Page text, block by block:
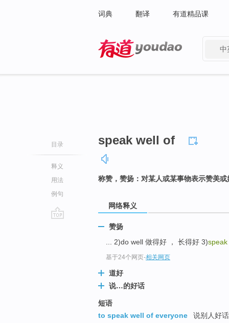
词典 翻译 有道精品课
中
目录
释义
用法
例句
speak well of
称赞，赞扬：对某人或某事物表示赞美或
网络释义
赞扬
... 2)do well 做得好 ， 长得好 3)
基于24个网页-相关网页
道好
说…的好话
短语
to speak well of everyone
说别人好话